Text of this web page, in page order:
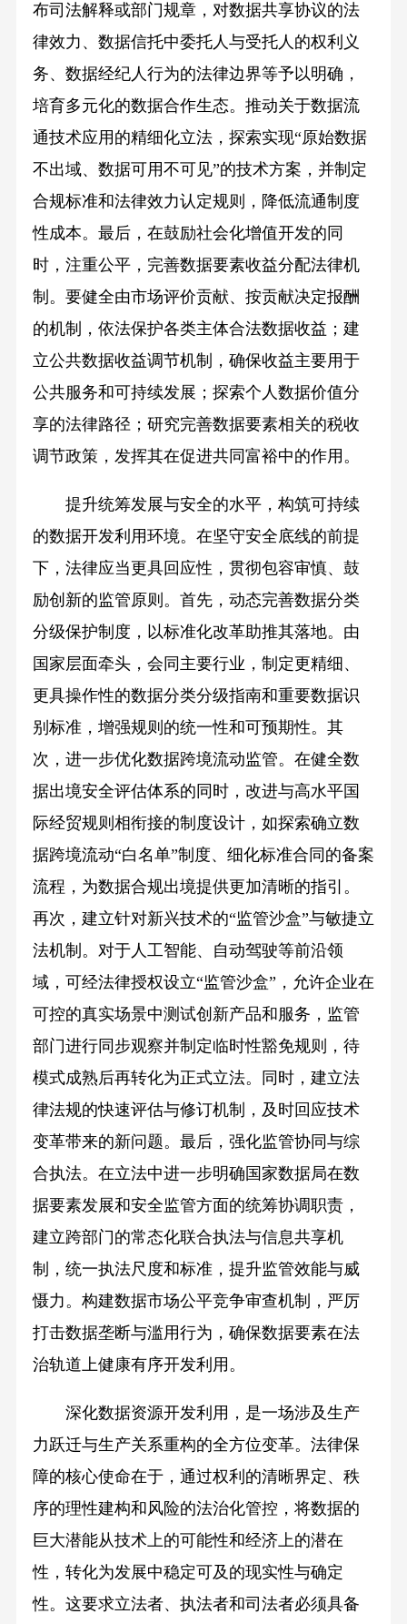
布司法解释或部门规章，对数据共享协议的法
律效力、数据信托中委托人与受托人的权利义
务、数据经纪人行为的法律边界等予以明确，
培育多元化的数据合作生态。推动关于数据流
通技术应用的精细化立法，探索实现“原始数据
不出域、数据可用不可见”的技术方案，并制定
合规标准和法律效力认定规则，降低流通制度
性成本。最后，在鼓励社会化增值开发的同
时，注重公平，完善数据要素收益分配法律机
制。要健全由市场评价贡献、按贡献决定报酬
的机制，依法保护各类主体合法数据收益；建
立公共数据收益调节机制，确保收益主要用于
公共服务和可持续发展；探索个人数据价值分
享的法律路径；研究完善数据要素相关的税收
调节政策，发挥其在促进共同富裕中的作用。
提升统筹发展与安全的水平，构筑可持续
的数据开发利用环境。在坚守安全底线的前提
下，法律应当更具回应性，贯彻包容审慎、鼓
励创新的监管原则。首先，动态完善数据分类
分级保护制度，以标准化改革助推其落地。由
国家层面牵头，会同主要行业，制定更精细、
更具操作性的数据分类分级指南和重要数据识
别标准，增强规则的统一性和可预期性。其
次，进一步优化数据跨境流动监管。在健全数
据出境安全评估体系的同时，改进与高水平国
际经贸规则相衔接的制度设计，如探索确立数
据跨境流动“白名单”制度、细化标准合同的备案
流程，为数据合规出境提供更加清晰的指引。
再次，建立针对新兴技术的“监管沙盒”与敏捷立
法机制。对于人工智能、自动驾驶等前沿领
域，可经法律授权设立“监管沙盒”，允许企业在
可控的真实场景中测试创新产品和服务，监管
部门进行同步观察并制定临时性豁免规则，待
模式成熟后再转化为正式立法。同时，建立法
律法规的快速评估与修订机制，及时回应技术
变革带来的新问题。最后，强化监管协同与综
合执法。在立法中进一步明确国家数据局在数
据要素发展和安全监管方面的统筹协调职责，
建立跨部门的常态化联合执法与信息共享机
制，统一执法尺度和标准，提升监管效能与威
慑力。构建数据市场公平竞争审查机制，严厉
打击数据垄断与滥用行为，确保数据要素在法
治轨道上健康有序开发利用。
深化数据资源开发利用，是一场涉及生产
力跃迁与生产关系重构的全方位变革。法律保
障的核心使命在于，通过权利的清晰界定、秩
序的理性建构和风险的法治化管控，将数据的
巨大潜能从技术上的可能性和经济上的潜在
性，转化为发展中稳定可及的现实性与确定
性。这要求立法者、执法者和司法者必须具备